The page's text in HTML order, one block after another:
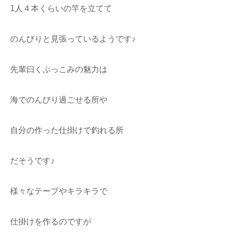
1人４本くらいの竿を立てて
のんびりと見張っているようです♪
先輩曰くぶっこみの魅力は
海でのんびり過ごせる所や
自分の作った仕掛けで釣れる所
だそうです♪
様々なテープやキラキラで
仕掛けを作るのですが